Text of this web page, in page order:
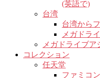
(英語で)
台湾
台湾から
メガドラ
メガドライブア
コレクション
任天堂
ファミコ